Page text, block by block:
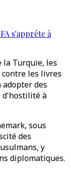
s'apprête à
la Turquie, les
contre les livres
adopter des
d'hostilité à
sous
des
y
diplomatiques.